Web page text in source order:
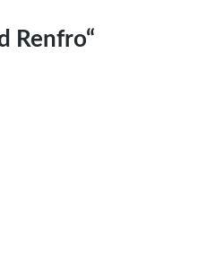
Renfro“